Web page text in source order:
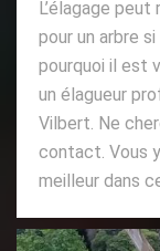
L’élagage
pour un arbre si
pourquoi il est
un élagueur
Vilbert. Ne
contact. Vous
meilleur dans